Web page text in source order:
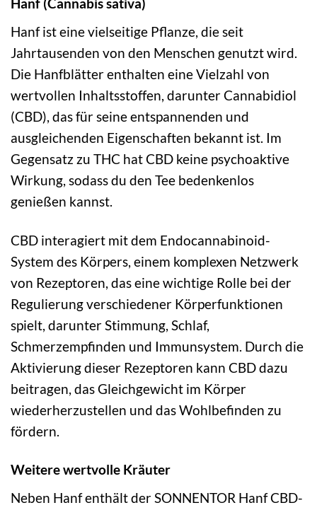
Hanf ist eine vielseitige Pflanze, die seit
Jahrtausenden von den Menschen genutzt wird.
Die Hanfblätter enthalten eine Vielzahl von
wertvollen Inhaltsstoffen, darunter Cannabidiol
(CBD), das für seine entspannenden und
ausgleichenden Eigenschaften bekannt ist. Im
Gegensatz zu THC hat CBD keine psychoaktive
Wirkung, sodass du den Tee bedenkenlos
genießen kannst.
CBD interagiert mit dem Endocannabinoid-
System des Körpers, einem komplexen Netzwerk
von Rezeptoren, das eine wichtige Rolle bei der
Regulierung verschiedener Körperfunktionen
spielt, darunter Stimmung, Schlaf,
Schmerzempfinden und Immunsystem. Durch die
Aktivierung dieser Rezeptoren kann CBD dazu
beitragen, das Gleichgewicht im Körper
wiederherzustellen und das Wohlbefinden zu
fördern.
Weitere wertvolle Kräuter
Neben Hanf enthält der SONNENTOR Hanf CBD-